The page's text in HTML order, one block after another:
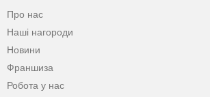
Про нас
Наші нагороди
Новини
Франшиза
Робота у нас